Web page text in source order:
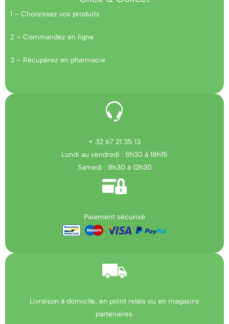
1 – Choisissez vos produits
2 – Commandez en ligne
3 – Récupérez en pharmacie
+ 32 67 21 35 13
Lundi au vendredi : 8h30 à 18h15
Samedi : 8h30 à 12h30
Paiement sécurisé
Livraison à domicile, en point relais ou en magasins
partenaires.